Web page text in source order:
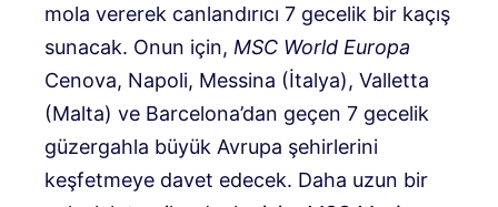
mola vererek canlandırıcı 7 gecelik bir kaçış
sunacak. Onun için, MSC World Europa
Cenova, Napoli, Messina (İtalya), Valletta
(Malta) ve Barcelona’dan geçen 7 gecelik
güzergahla büyük Avrupa şehirlerini
keşfetmeye davet edecek. Daha uzun bir